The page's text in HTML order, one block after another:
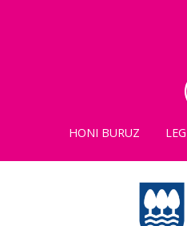
HONI BURUZ